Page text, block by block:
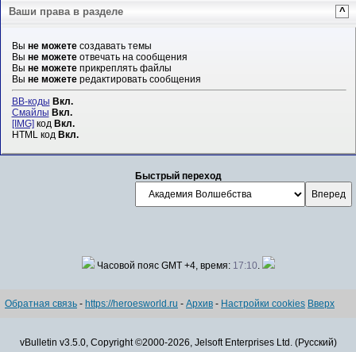
Ваши права в разделе ^
Вы не можетесоздавать темы
Вы не можетеотвечать на сообщения
Вы не можетеприкреплять файлы
Вы не можетередактировать сообщения
BB-коды Вкл.
Смайлы Вкл.
[IMG] код Вкл.
HTML код Вкл.
Быстрый переход
Часовой пояс GMT +4, время: 17:10
Обратная связь - https://heroesworld.ru - Архив - Настройки cookies Вверх
vBulletin v3.5.0, Copyright ©2000-2026, Jelsoft Enterprises Ltd. (Русский)